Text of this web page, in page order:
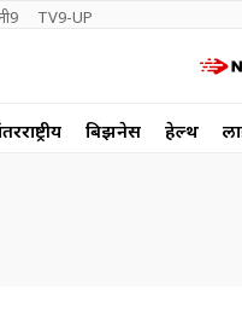
TV9-UP
बिझनेस हेल्थ